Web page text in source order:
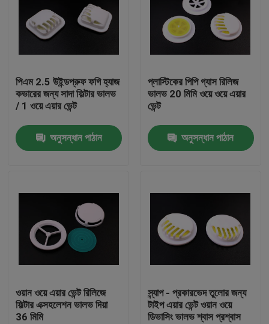
পণ্য
আমাদের সম্পর্কে
কারখানা পরিদর্শন
একটি উদ্ধৃতি অনুরোধ করুন
প্লাস্টিকের বোতল ক্যাপ
পিএম 2.5 উইন্ডপ্রুফ ফগি হ্যাজ
কভারের জন্য সাদা ফিল্টার ভালভ
/ 1 ওয়ে এয়ার ভেন্ট
অনুসন্ধান পাঠান
প্লাস্টিকের পিপি গ্যাস রিলিজ
ভালভ 20 মিমি ওয়ে ওয়ে এয়ার
ভেন্ট
অনুসন্ধান পাঠান
ওয়ান ওয়ে এয়ার ভেন্ট রিলিজে
ফিল্টার এক্সহলেশন ভালভ দিয়া
36 মিমি
স্ন্যাপ - প্রকারভেদ তুলোর জন্য
টাইপ এয়ার ভেন্ট ওয়ান ওয়ে
ডিভাসিং ভালভ শ্বাস প্রশ্বাস